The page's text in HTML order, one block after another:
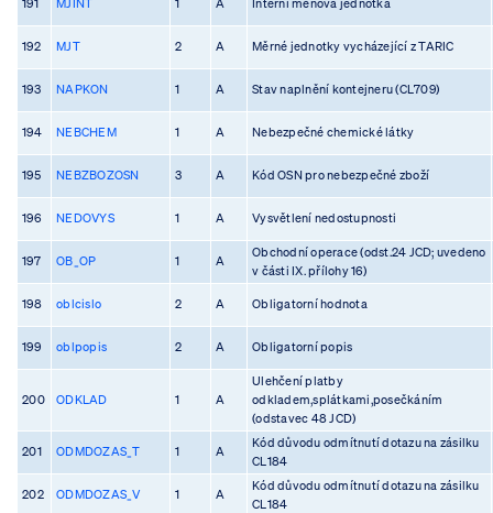
192 MJT 2 A Měrné jednotky vycházející z TARIC
193 NAPKON 1 A Stav naplnění kontejneru (CL709)
194 NEBCHEM 1 A Nebezpečné chemické látky
195 NEBZBOZOSN 3 A Kód OSN pro nebezpečné zboží
196 NEDOVYS 1 A Vysvětlení nedostupnosti
197 OB_OP 1 A
Obchodní operace (odst.24 JCD; uvedeno
v části IX. přílohy 16)
198 oblcislo 2 A Obligatorní hodnota
199 oblpopis 2 A Obligatorní popis
200 ODKLAD 1 A
Ulehčení platby
odkladem,splátkami,posečkáním
(odstavec 48 JCD)
201 ODMDOZAS_T 1 A
Kód důvodu odmítnutí dotazu na zásilku
CL184
202 ODMDOZAS_V 1 A
Kód důvodu odmítnutí dotazu na zásilku
CL184